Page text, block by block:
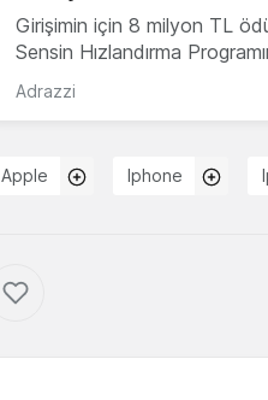
Girişimin için 8 milyon TL
Sensin Hızlandırma
Adrazzi
Apple Iphone